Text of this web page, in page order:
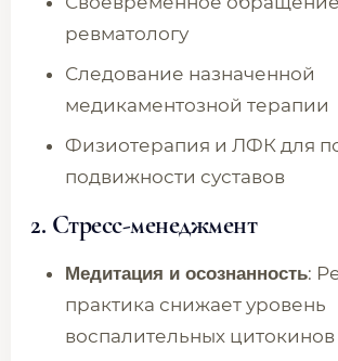
ревматологу
Следование назначенной
медикаментозной терапии
Физиотерапия и ЛФК для
подвижности суставов
2. Стресс-менеджмент
Медитация и осознанность:
практика снижает уровень
воспалительных цитокинов